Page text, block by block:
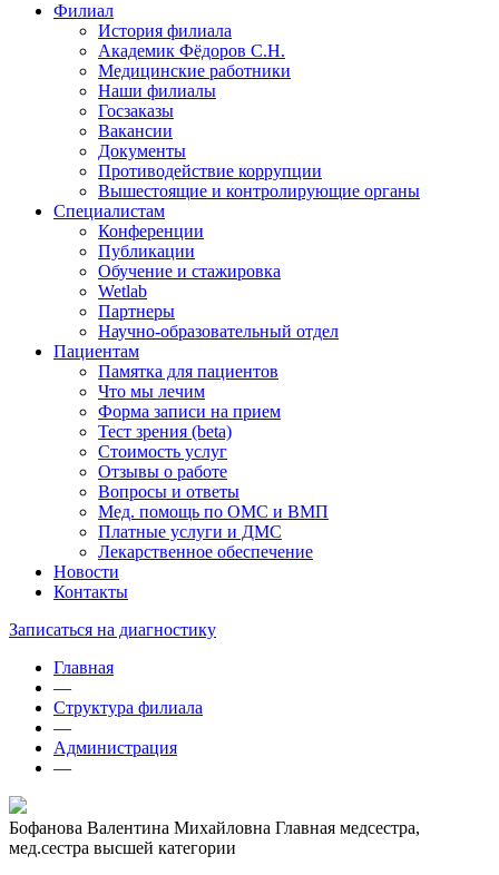
Филиал
История филиала
Академик Фёдоров С.Н.
Медицинские работники
Наши филиалы
Госзаказы
Вакансии
Документы
Противодействие коррупции
Вышестоящие и контролирующие органы
Специалистам
Конференции
Публикации
Обучение и стажировка
Wetlab
Партнеры
Научно-образовательный отдел
Пациентам
Памятка для пациентов
Что мы лечим
Форма записи на прием
Тест зрения (beta)
Стоимость услуг
Отзывы о работе
Вопросы и ответы
Мед. помощь по ОМС и ВМП
Платные услуги и ДМС
Лекарственное обеспечение
Новости
Контакты
Записаться на диагностику
Главная
—
Структура филиала
—
Администрация
—
Бофанова Валентина Михайловна Главная медсестра,
мед.сестра высшей категории